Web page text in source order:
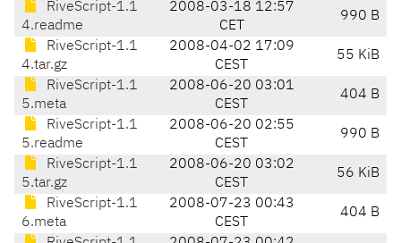
RiveScript-1.1
4.readme
2008-03-18 12:57
CET
990 B
RiveScript-1.1
4.tar.gz
2008-04-02 17:09
CEST
55 KiB
RiveScript-1.1
5.meta
2008-06-20 03:01
CEST
404 B
RiveScript-1.1
5.readme
2008-06-20 02:55
CEST
990 B
RiveScript-1.1
5.tar.gz
2008-06-20 03:02
CEST
56 KiB
RiveScript-1.1
6.meta
2008-07-23 00:43
CEST
404 B